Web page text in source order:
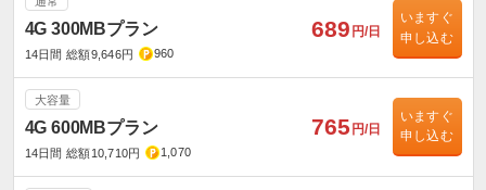
4G 300MBプラン
14日間 総額9,646円 960
689 円/日
いますぐ
申し込む
大容量
4G 600MBプラン
14日間 総額10,710円 1,070
765 円/日
いますぐ
申し込む